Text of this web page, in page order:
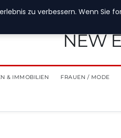
NEW
& IMMOBILIEN FRAUEN / MODE
Nachrichten,
zu verbessern. Wenn Sie